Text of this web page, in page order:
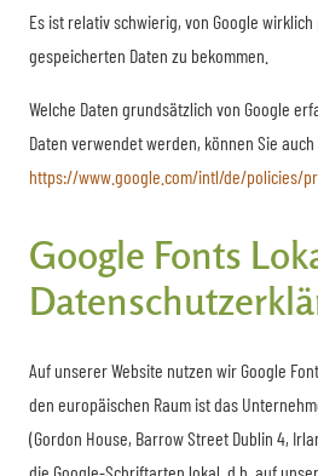
Es ist relativ schwierig, von Google
gespeicherten Daten zu bekommen.
Welche Daten grundsätzlich von Google
Daten verwendet werden, können Sie
https://www.google.com/intl/de/policies/
Google Fonts
Auf unserer Website nutzen wir Google
den europäischen Raum ist das
(Gordon House, Barrow Street Dublin 4,
die Google-Schriftarten lokal, d.h. auf